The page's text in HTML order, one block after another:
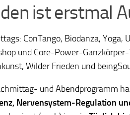
ist erstmal
ConTango, Biodanza,
und Core-Power-
Wilder Frieden und
und Abendprogramm
Nervensystem-Regulation